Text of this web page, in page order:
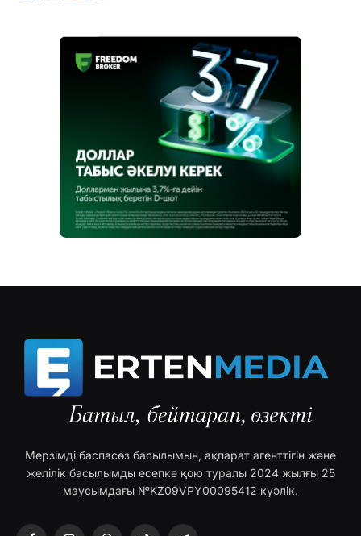
Мерзімді баспасөз басылымын, ақпарат агенттігін және
желілік басылымды есепке қою туралы 2024 жылғы 25
маусымдағы №KZ09VPY00095412 куәлік.